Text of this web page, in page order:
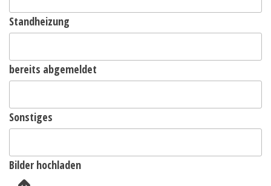
Standheizung
bereits abgemeldet
Sonstiges
Bilder hochladen